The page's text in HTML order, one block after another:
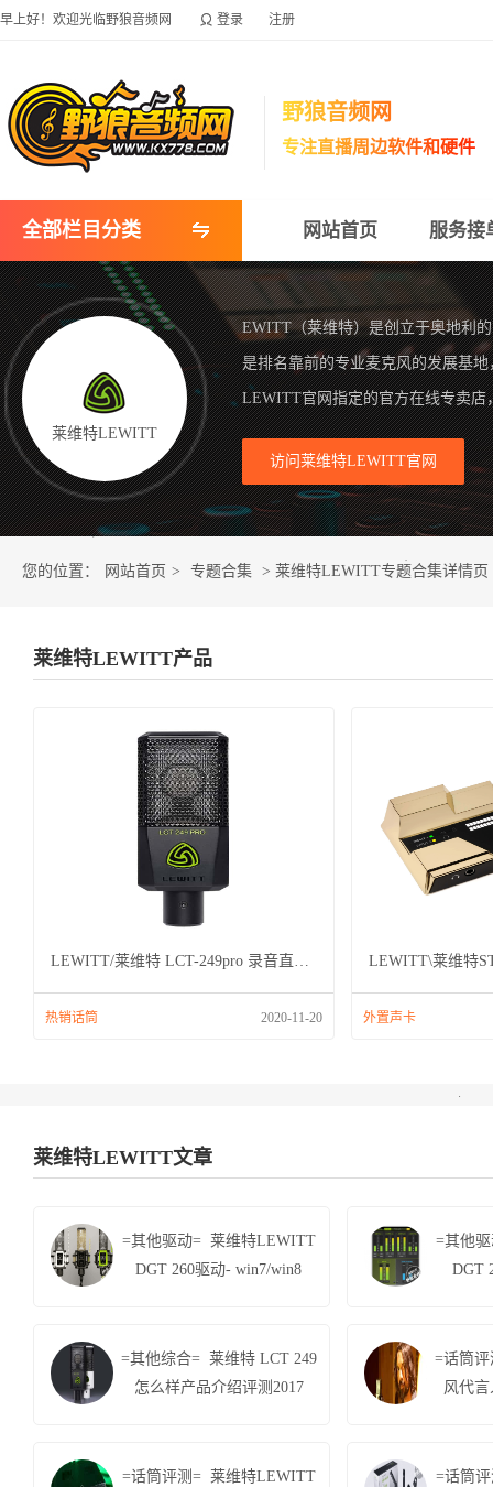
早上好！欢迎光临野狼音频网  登录 注册
野狼音频网
专注直播周边软件和硬件
全部栏目分类 网站首页 服务接
EWITT（莱维特）是创立于奥地利
是排名靠前的专业麦克风的发展基
LEWITT官网指定的官方在线专卖店
访问莱维特LEWITT官网
莱维特LEWITT
您的位置： 网站首页 > 专题合集 > 莱维特LEWITT专题合集详情页
莱维特LEWITT产品
LEWITT/莱维特 LCT-249pro 录音直播K歌麦克风专业话筒
热销话筒 2020-11-20 外置声卡
莱维特LEWITT文章
=其他驱动= 莱维特LEWITT
DGT 260驱动- win7/win8
=其他
DGT
=其他综合= 莱维特 LCT 249
怎么样产品介绍评测2017
=话筒
风代
=话筒评测= 莱维特LEWITT
=话筒